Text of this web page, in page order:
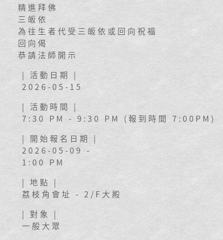
精進拜佛
三皈依
為往生者代受三皈依或回向祝福
回向偈
恭請法師開示
| 活動日期 |
2026-05-15
| 活動時間 |
7:30 PM - 9:30 PM (報到時間 7:00PM)
| 開始報名日期 |
2026-05-09 -
1:00 PM
| 地點 |
荔枝角會址 - 2/F大殿
| 對象 |
一般大眾